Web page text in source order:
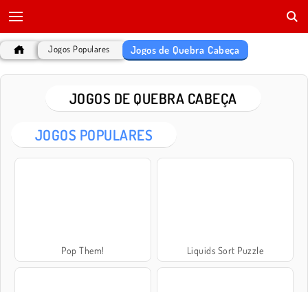
Jogos Populares Jogos de Quebra Cabeça
JOGOS DE QUEBRA CABEÇA
JOGOS POPULARES
Pop Them! Liquids Sort Puzzle